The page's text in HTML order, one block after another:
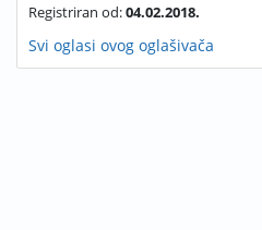
Registriran od:04.02.2018.
Svi oglasi ovog oglašivača